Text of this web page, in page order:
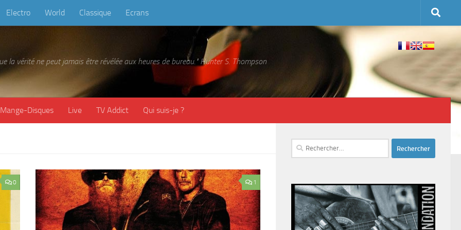
Electro World Classique Ecrans
la vérité ne peut jamais être révélée aux heures de bureau." Hunter S. Thompson
Mange-Disques Live TV Addict Qui suis-je ?
0 1
Rechercher :